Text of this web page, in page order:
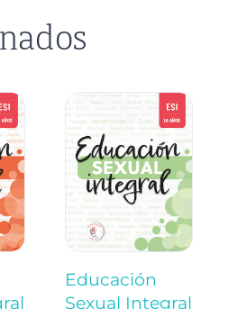
Educación
Sexual Integral